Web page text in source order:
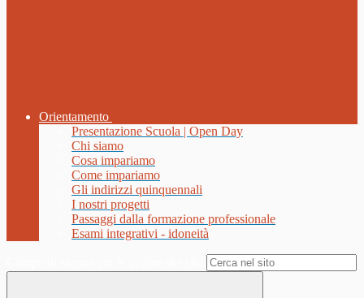
Orientamento
Presentazione Scuola | Open Day
Chi siamo
Cosa impariamo
Come impariamo
Gli indirizzi quinquennali
I nostri progetti
Passaggi dalla formazione professionale
Esami integrativi - idoneità